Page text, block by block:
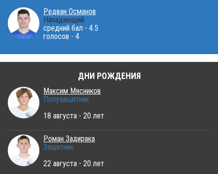
Редван Османов
Нападающий
средний бал - 4.5
голосов - 4
ДНИ РОЖДЕНИЯ
Максим Мясников
Полузащитник
18 августа - 20 лет
Роман Задирака
Защитник
22 августа - 20 лет